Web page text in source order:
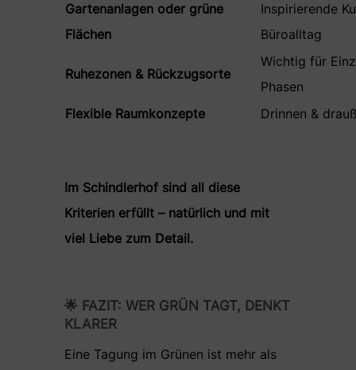
Gartenanlagen oder grüne
Flächen
Inspirierende
Büroalltag
Ruhezonen & Rückzugsorte
Wichtig für
Phasen
Flexible Raumkonzepte
Drinnen &
Im Schindlerhof sind all diese
Kriterien erfüllt – natürlich und mit
viel Liebe zum Detail.
🌟FAZIT: WER GRÜN TAGT, DENKT
KLARER
Eine Tagung im Grünen ist mehr als